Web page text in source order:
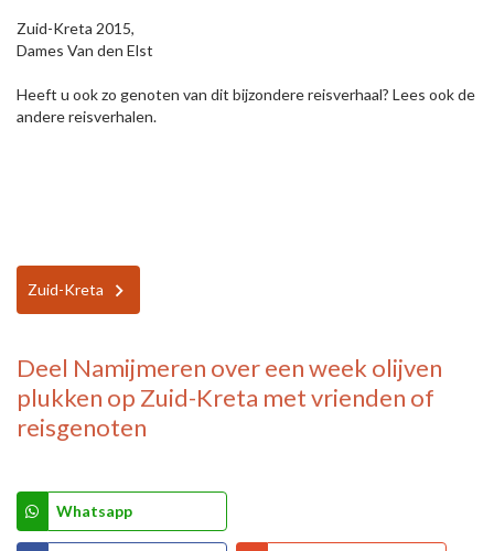
Zuid-Kreta 2015,
Dames Van den Elst
Heeft u ook zo genoten van dit bijzondere reisverhaal? Lees ook de
andere reisverhalen.
Zuid-Kreta
Deel Namijmeren over een week olijven
plukken op Zuid-Kreta met vrienden of
reisgenoten
Whatsapp